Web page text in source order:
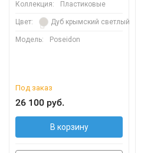
Коллекция: Пластиковые
Цвет: Дуб крымский светлый
Модель: Poseidon
Под заказ
26 100 руб.
В корзину